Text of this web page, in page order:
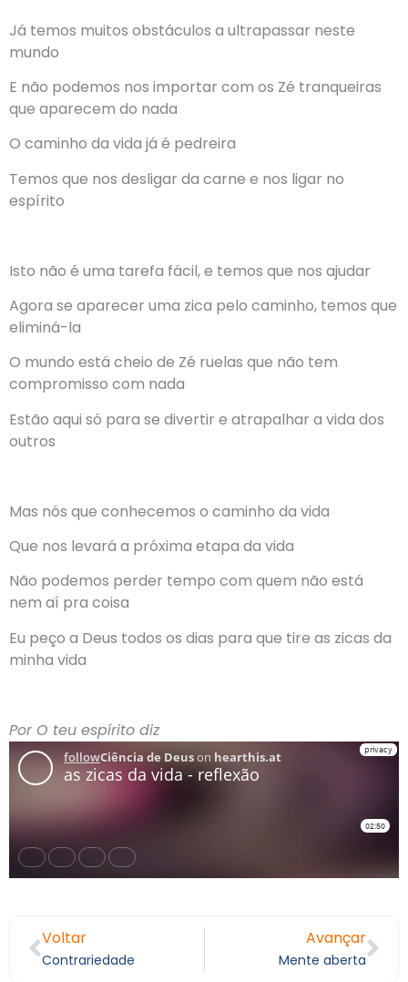
Já temos muitos obstáculos a ultrapassar neste
mundo
E não podemos nos importar com os Zé tranqueiras
que aparecem do nada
O caminho da vida já é pedreira
Temos que nos desligar da carne e nos ligar no
espírito
Isto não é uma tarefa fácil, e temos que nos ajudar
Agora se aparecer uma zica pelo caminho, temos que
eliminá-la
O mundo está cheio de Zé ruelas que não tem
compromisso com nada
Estão aqui só para se divertir e atrapalhar a vida dos
outros
Mas nós que conhecemos o caminho da vida
Que nos levará a próxima etapa da vida
Não podemos perder tempo com quem não está
nem aí pra coisa
Eu peço a Deus todos os dias para que tire as zicas da
minha vida
Por O teu espírito diz
Voltar
Contrariedade
Avançar
Mente aberta